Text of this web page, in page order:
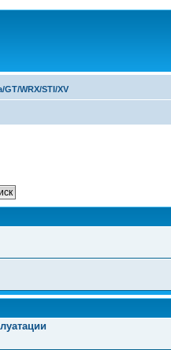
GT/WRX/STI/XV